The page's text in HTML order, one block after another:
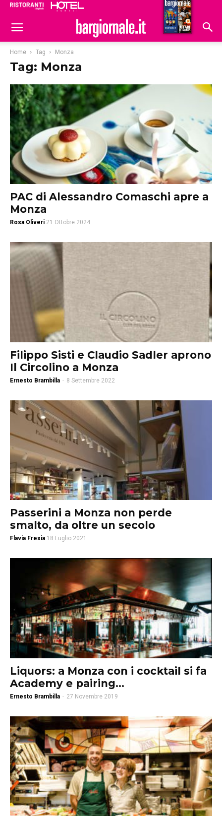
Hoteldomani
Home Tag Monza
Tag: Monza
PAC di Alessandro Comaschi apre a
Monza
Rosa Oliveri 21 Ottobre 2024
Filippo Sisti e Claudio Sadler aprono
Il Circolino a Monza
Ernesto Brambilla - 8 Settembre 2022
Passerini a Monza non perde
smalto, da oltre un secolo
Flavia Fresia 18 Luglio 2021
Liquors: a Monza con i cocktail si fa
Academy e pairing...
Ernesto Brambilla - 27 Novembre 2019